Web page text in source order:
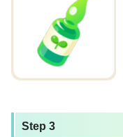
Step 3